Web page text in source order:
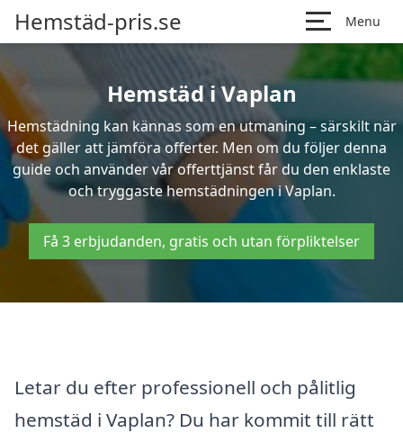
Hemstäd-pris.se Menu
Hemstäd i Vaplan
Hemstädning kan kännas som en utmaning – särskilt när
det gäller att jämföra offerter. Men om du följer denna
guide och använder vår offerttjänst får du den enklaste
och tryggaste hemstädningen i Vaplan.
Få 3 erbjudanden, gratis och utan förpliktelser
Letar du efter professionell och pålitlig
hemstäd i Vaplan? Du har kommit till rätt